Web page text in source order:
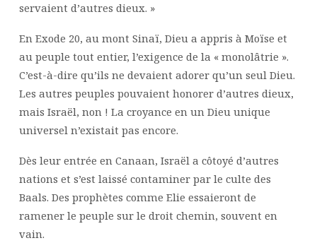
servaient d’autres dieux. »
En Exode 20, au mont Sinaï, Dieu a appris à Moïse et
au peuple tout entier, l’exigence de la « monolâtrie ».
C’est-à-dire qu’ils ne devaient adorer qu’un seul Dieu.
Les autres peuples pouvaient honorer d’autres dieux,
mais Israël, non ! La croyance en un Dieu unique
universel n’existait pas encore.
Dès leur entrée en Canaan, Israël a côtoyé d’autres
nations et s’est laissé contaminer par le culte des
Baals. Des prophètes comme Elie essaieront de
ramener le peuple sur le droit chemin, souvent en
vain.